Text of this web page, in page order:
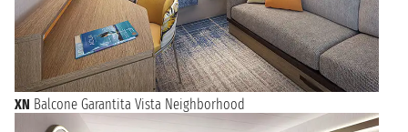
XN Balcone Garantita Vista Neighborhood